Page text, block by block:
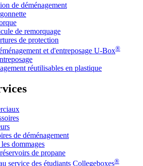
de déménagement
de remorquage
de protection
et d'entreposage U-Box®
réutilisables en plastique
de déménagement
dommages
de propane
service des étudiants Collegeboxes®